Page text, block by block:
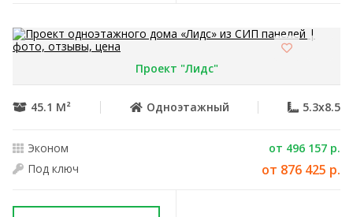
Проект "Лидс"
45.1 М² Одноэтажный 5.3x8.5
Эконом
от 496 157 р.
Под ключ
от 876 425 р.